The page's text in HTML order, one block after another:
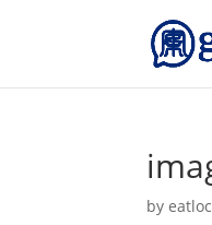
by